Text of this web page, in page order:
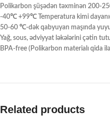
Polikarbon şüşədən təxminən 200-
-40℃ +99℃ Temperatura kimi
50-60 ℃-dək qabyuyan maşında
Yağ, sous, ədviyyat ləkələrini çətin
BPA-free (Polikarbon materialı qida
Related products